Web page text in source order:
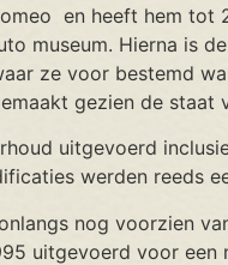
en heeft hem tot
museum. Hierna is
ze voor bestemd
gezien de staat
uitgevoerd
werden reeds
nog voorzien
uitgevoerd voor een